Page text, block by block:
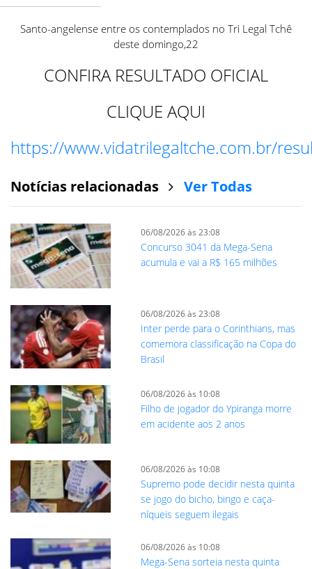
Santo-angelense entre os contemplados no Tri Legal Tchê
deste domingo,22
CONFIRA RESULTADO OFICIAL
CLIQUE AQUI
https://www.vidatrilegaltche.com.br/
Notícias relacionadas Ver Todas
06/08/2026 às 23:08
Concurso 3041 da Mega-Sena
acumula e vai a R$ 165 milhões
06/08/2026 às 23:08
Inter perde para o Corinthians, mas
comemora classificação na Copa do
Brasil
06/08/2026 às 10:08
Filho de jogador do Ypiranga morre
em acidente aos 2 anos
06/08/2026 às 10:08
Supremo pode decidir nesta quinta
se jogo do bicho, bingo e caça-
níqueis seguem ilegais
06/08/2026 às 10:08
Mega-Sena sorteia nesta quinta